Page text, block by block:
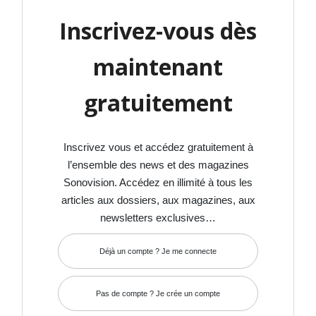
Inscrivez-vous dès
maintenant
gratuitement
Inscrivez vous et accédez gratuitement à
l’ensemble des news et des magazines
Sonovision. Accédez en illimité à tous les
articles aux dossiers, aux magazines, aux
newsletters exclusives…
Déjà un compte ? Je me connecte
Pas de compte ? Je crée un compte